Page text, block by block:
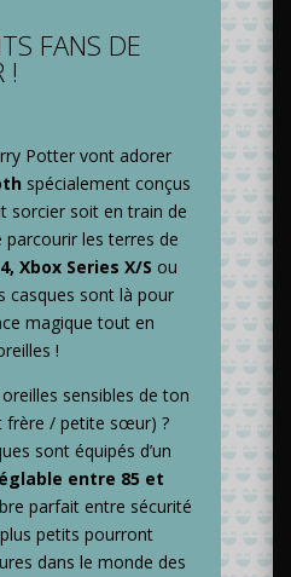
FANS DE
!
Potter vont adorer
spécialement conçus
sorcier soit en train de
parcourir les terres de
Xbox Series X/S ou
casques sont là pour
magique tout en
!
sensibles de ton
frère / petite sœur) ?
sont équipés d’un
entre 85 et
parfait entre sécurité
petits pourront
dans le monde des